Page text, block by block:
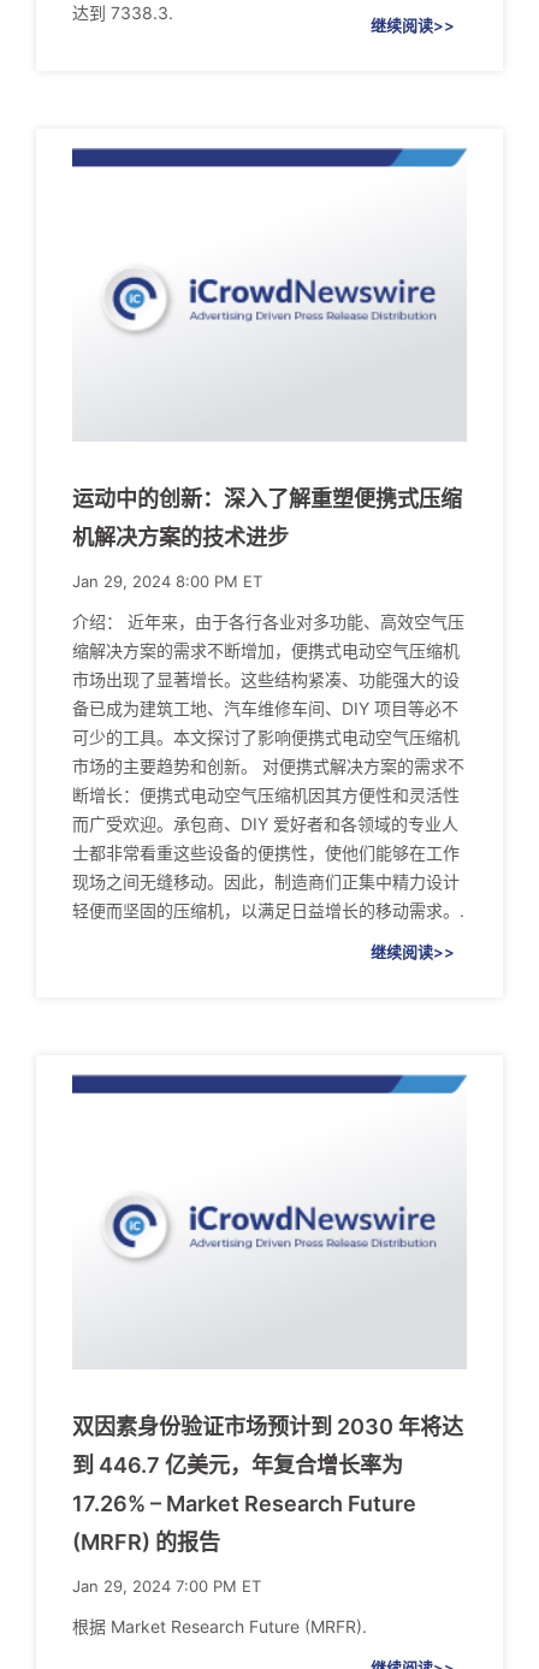
达到 7338.3.
继续阅读>>
运动中的创新：深入了解重塑便携式压缩
机解决方案的技术进步
Jan 29, 2024 8:00 PM ET
介绍： 近年来，由于各行各业对多功能、高效空气压
缩解决方案的需求不断增加，便携式电动空气压缩机
市场出现了显著增长。这些结构紧凑、功能强大的设
备已成为建筑工地、汽车维修车间、DIY 项目等必不
可少的工具。本文探讨了影响便携式电动空气压缩机
市场的主要趋势和创新。 对便携式解决方案的需求不
断增长：便携式电动空气压缩机因其方便性和灵活性
而广受欢迎。承包商、DIY 爱好者和各领域的专业人
士都非常看重这些设备的便携性，使他们能够在工作
现场之间无缝移动。因此，制造商们正集中精力设计
轻便而坚固的压缩机，以满足日益增长的移动需求。.
继续阅读>>
双因素身份验证市场预计到 2030 年将达
到 446.7 亿美元，年复合增长率为
17.26% – Market Research Future
(MRFR) 的报告
Jan 29, 2024 7:00 PM ET
根据 Market Research Future (MRFR).